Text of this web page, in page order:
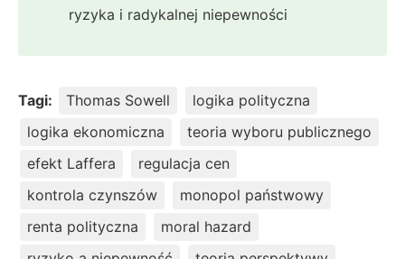
ryzyka i radykalnej niepewności
Tagi: Thomas Sowell
logika polityczna
logika ekonomiczna
teoria wyboru publicznego
efekt Laffera
regulacja cen
kontrola czynszów
monopol państwowy
renta polityczna
moral hazard